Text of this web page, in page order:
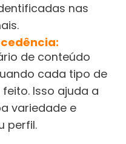
nas
de conteúdo
cada tipo de
Isso ajuda a
variedade e
perfil.